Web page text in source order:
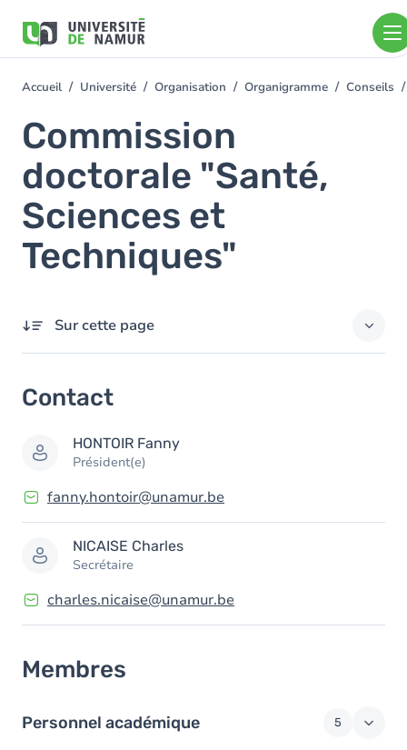
contenu
You
here
Accueil Université Organisation Organigramme Conseils
Commission
doctorale "Santé,
Sciences et
Techniques"
Sur cette page
Membres
Contact
HONTOIR Fanny
Président(e)
fanny.hontoir@unamur.be
NICAISE Charles
Secrétaire
charles.nicaise@unamur.be
Membres
Personnel académique 5